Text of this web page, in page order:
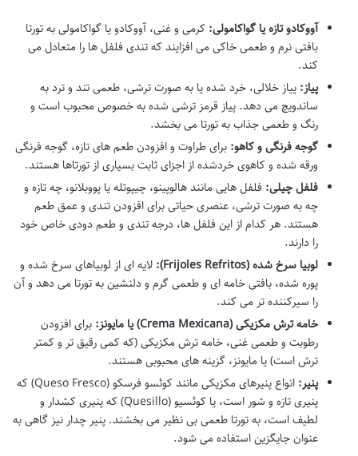
آووکادو تازه یا گواکامولی: کرمی و غنی، آووکادو یا گواکامولی به تورتا
بافتی نرم و طعمی خاکی می افزایند که تندی فلفل ها را متعادل می
کند.
پیاز: پیاز خلالی، خرد شده یا به صورت ترشی، طعمی تند و ترد به
ساندویچ می دهد. پیاز قرمز ترشی شده به خصوص محبوب است و
رنگ و طعمی جذاب به تورتا می بخشد.
گوجه فرنگی و کاهو: برای طراوت و افزودن طعم های تازه، گوجه فرنگی
ورقه شده و کاهوی خردشده از اجزای ثابت بسیاری از تورتاها هستند.
فلفل چیلی: فلفل هایی مانند هالوپینو، چیپوتله یا پووبلانو، چه تازه و
چه به صورت ترشی، عنصری حیاتی برای افزودن تندی و عمق طعم
هستند. هر کدام از این فلفل ها، درجه تندی و طعم دودی خاص خود
را دارند.
لوبیا سرخ شده (Frijoles Refritos):
لایه ای از لوبیاهای سرخ شده و
پوره شده، بافتی خامه ای و طعمی گرم و دلنشین به تورتا می دهد و آن
را سیرکننده تر می کند.
خامه ترش مکزیکی (Crema Mexicana) یا مایونز:
برای افزودن
رطوبت و طعمی غنی، خامه ترش مکزیکی (که کمی رقیق تر و کمتر
ترش است) یا مایونز، گزینه های محبوبی هستند.
پنیر:
انواع پنیرهای مکزیکی مانند کوئسو فرسکو (Queso Fresco) که
پنیری تازه و شور است، یا کوئسیو (Quesillo) که پنیری کشدار و
لطیف است، به تورتا طعمی بی نظیر می بخشند. پنیر چدار نیز گاهی به
عنوان جایگزین استفاده می شود.